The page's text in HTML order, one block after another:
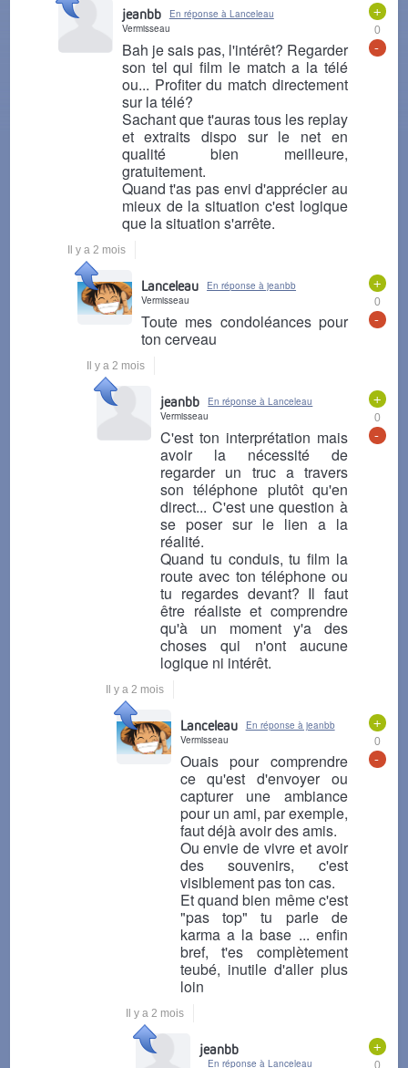
+
0
-
jeanbb
En réponse à Lanceleau
Vermisseau
Bah je sais pas, l'intérêt? Regarder
son tel qui film le match a la télé
ou... Profiter du match directement
sur la télé?
Sachant que t'auras tous les replay
et extraits dispo sur le net en
qualité bien meilleure,
gratuitement.
Quand t'as pas envi d'apprécier au
mieux de la situation c'est logique
que la situation s'arrête.
Il y a 2 mois
+
0
-
Lanceleau
En réponse à jeanbb
Vermisseau
Toute mes condoléances pour
ton cerveau
Il y a 2 mois
+
0
-
jeanbb
En réponse à Lanceleau
Vermisseau
C'est ton interprétation mais
avoir la nécessité de
regarder un truc a travers
son téléphone plutôt qu'en
direct... C'est une question à
se poser sur le lien a la
réalité.
Quand tu conduis, tu film la
route avec ton téléphone ou
tu regardes devant? Il faut
être réaliste et comprendre
qu'à un moment y'a des
choses qui n'ont aucune
logique ni intérêt.
Il y a 2 mois
+
0
-
Lanceleau
En réponse à jeanbb
Vermisseau
Ouais pour comprendre
ce qu'est d'envoyer ou
capturer une ambiance
pour un ami, par exemple,
faut déjà avoir des amis.
Ou envie de vivre et avoir
des souvenirs, c'est
visiblement pas ton cas.
Et quand bien même c'est
"pas top" tu parle de
karma a la base ... enfin
bref, t'es complètement
teubé, inutile d'aller plus
loin
Il y a 2 mois
+
0
jeanbb
En réponse à Lanceleau